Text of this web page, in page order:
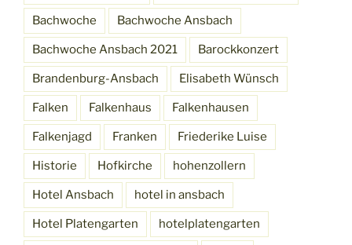
Bachwoche Bachwoche Ansbach
Bachwoche Ansbach 2021 Barockkonzert
Brandenburg-Ansbach Elisabeth Wünsch
Falken Falkenhaus Falkenhausen
Falkenjagd Franken Friederike Luise
Historie Hofkirche hohenzollern
Hotel Ansbach hotel in ansbach
Hotel Platengarten hotelplatengarten